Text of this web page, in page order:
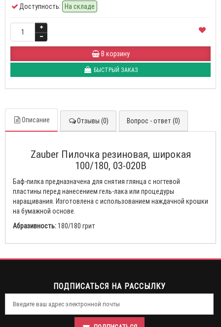
Доступность: На складе
В корзину
БЫСТРЫЙ ЗАКАЗ
Описание Отзывы (0) Вопрос - ответ (0)
Zauber Пилочка резиновая, широкая
100/180, 03-020B
Баф-пилка предназначена для снятия глянца с ногтевой
пластины перед нанесением гель-лака или процедуры
наращивания. Изготовлена с использованием наждачной крошки
на бумажной основе.
Абразивность:180/180 грит
ПОДПИСАТЬСЯ НА РАССЫЛКУ